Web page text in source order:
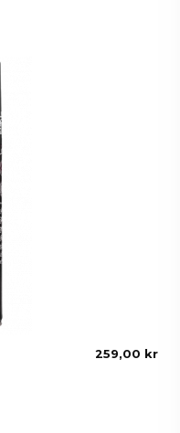
259,00 kr